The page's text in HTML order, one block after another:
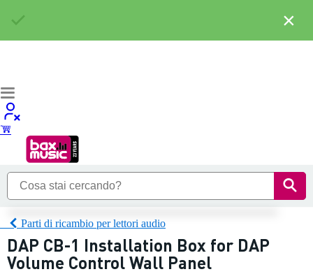
Parti di ricambio per lettori audio
DAP CB-1 Installation Box for DAP
Volume Control Wall Panel
×